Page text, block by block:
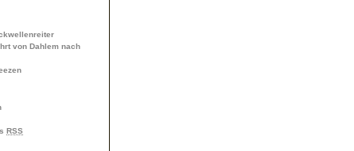
von Dahlem nach
RSS